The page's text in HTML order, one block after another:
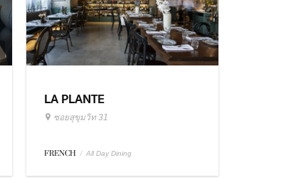
LA PLANTE
ซอยสุขุมวิท 31
FRENCH / All Day Dining